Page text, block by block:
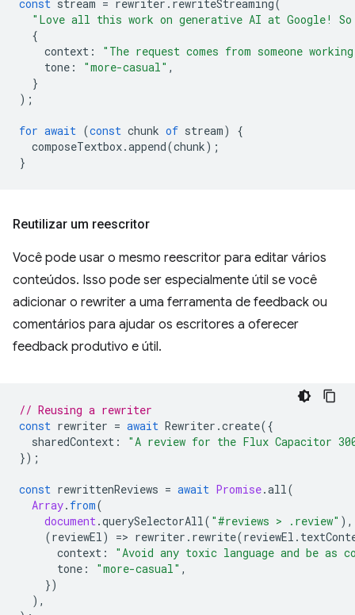
const stream = rewriter . rewriteStreaming(
"Love all this work on generative AI at Google!
{
context :
"The request comes from someone
tone : "more-casual" ,
}
);
for await (const chunk of stream)
{
composeTextbox.append(chunk);
}
Reutilizar um reescritor
Você pode usar o mesmo reescritor para editar vários
conteúdos. Isso pode ser especialmente útil se você
adicionar o rewriter a uma ferramenta de feedback ou
comentários para ajudar os escritores a oferecer
feedback produtivo e útil.
// Reusing a rewriter
const rewriter = await Rewriter .create({
sharedContext :
"A review for the Flux Capacitor
});
const rewrittenReviews = await Promise.all(
Array. from(
document.querySelectorAll( "#reviews > .review" ),
(reviewEl) => rewriter . rewrite(reviewEl .
context :
"Avoid any toxic language and be as
tone : "more-casual" ,
})
),